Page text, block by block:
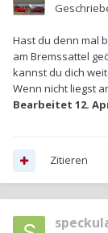
Hast du denn mal
am Bremssattel
kannst du dich
Wenn nicht liegst
Bearbeitet 12.
Zitieren